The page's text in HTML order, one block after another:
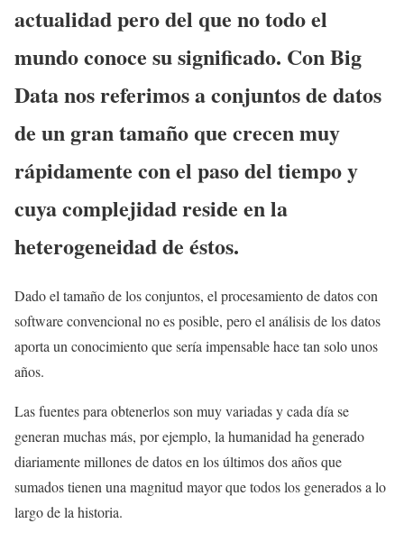
actualidad pero del que no todo el
mundo conoce su significado. Con Big
Data nos referimos a conjuntos de datos
de un gran tamaño que crecen muy
rápidamente con el paso del tiempo y
cuya complejidad reside en la
heterogeneidad de éstos.
Dado el tamaño de los conjuntos, el procesamiento de datos con
software convencional no es posible, pero el análisis de los datos
aporta un conocimiento que sería impensable hace tan solo unos
años.
Las fuentes para obtenerlos son muy variadas y cada día se
generan muchas más, por ejemplo, la humanidad ha generado
diariamente millones de datos en los últimos dos años que
sumados tienen una magnitud mayor que todos los generados a lo
largo de la historia.